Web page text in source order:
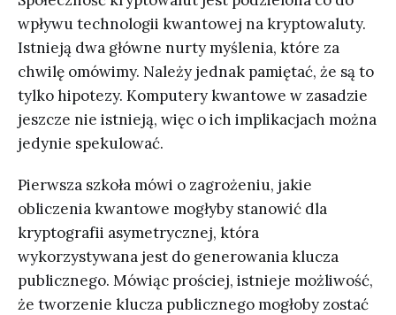
wpływu technologii kwantowej na kryptowaluty.
Istnieją dwa główne nurty myślenia, które za
chwilę omówimy. Należy jednak pamiętać, że są to
tylko hipotezy. Komputery kwantowe w zasadzie
jeszcze nie istnieją, więc o ich implikacjach można
jedynie spekulować.
Pierwsza szkoła mówi o zagrożeniu, jakie
obliczenia kwantowe mogłyby stanowić dla
kryptografii asymetrycznej, która
wykorzystywana jest do generowania klucza
publicznego. Mówiąc prościej, istnieje możliwość,
że tworzenie klucza publicznego mogłoby zostać